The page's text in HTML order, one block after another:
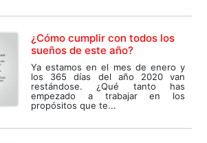
¿Cómo cumplir con todos los
sueños de este año?
Ya estamos en el mes de enero y
los 365 días del año 2020 van
restándose. ¿Qué tanto has
empezado a trabajar en los
propósitos que te...